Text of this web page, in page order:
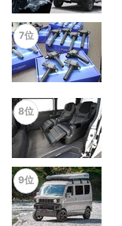
7位
8位
9位